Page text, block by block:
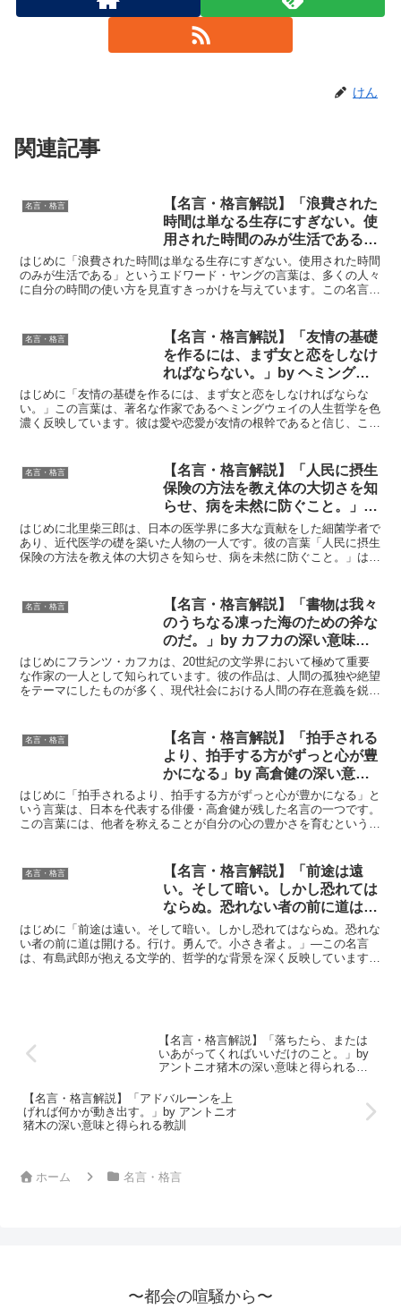
けん
関連記事
名言・格言
【名言・格言解説】「浪費された
時間は単なる生存にすぎない。使
用された時間のみが生活である」
by エドワード・ヤングの深い意
味と得られる教訓
はじめに「浪費された時間は単なる生存にすぎない。使用された時間
のみが生活である」というエドワード・ヤングの言葉は、多くの人々
に自分の時間の使い方を見直すきっかけを与えています。この名言
名言・格言
【名言・格言解説】「友情の基礎
を作るには、まず女と恋をしなけ
ればならない。」by ヘミングウ
ェイの深い意味と得られる教訓
はじめに「友情の基礎を作るには、まず女と恋をしなければならな
い。」この言葉は、著名な作家であるヘミングウェイの人生哲学を色
濃く反映しています。彼は愛や恋愛が友情の根幹であると信じ、この
名言・格言
【名言・格言解説】「人民に摂生
保険の方法を教え体の大切さを知
らせ、病を未然に防ぐこと。」by
北里柴三郎の深い意味と得られる
教訓
はじめに北里柴三郎は、日本の医学界に多大な貢献をした細菌学者で
あり、近代医学の礎を築いた人物の一人です。彼の言葉「人民に摂生
保険の方法を教え体の大切さを知らせ、病を未然に防ぐこと。」は、
名言・格言
【名言・格言解説】「書物は我々
のうちなる凍った海のための斧な
のだ。」by カフカの深い意味と
得られる教訓
はじめにフランツ・カフカは、20世紀の文学界において極めて重要
な作家の一人として知られています。彼の作品は、人間の孤独や絶望
をテーマにしたものが多く、現代社会における人間の存在意義を鋭く
名言・格言
【名言・格言解説】「拍手される
より、拍手する方がずっと心が豊
かになる」by 高倉健の深い意味
と得られる教訓
はじめに「拍手されるより、拍手する方がずっと心が豊かになる」と
いう言葉は、日本を代表する俳優・高倉健が残した名言の一つです。
この言葉には、他者を称えることが自分の心の豊かさを育むという、
名言・格言
【名言・格言解説】「前途は遠
い。そして暗い。しかし恐れては
ならぬ。恐れない者の前に道は開
ける。行け。勇んで。小さき者
よ。」by 有島武郎の深い意味と
得られる教訓
はじめに「前途は遠い。そして暗い。しかし恐れてはならぬ。恐れな
い者の前に道は開ける。行け。勇んで。小さき者よ。」—この名言
は、有島武郎が抱える文学的、哲学的な背景を深く反映しています。
【名言・格言解説】「落ちたら、または
いあがってくればいいだけのこと。」by
アントニオ猪木の深い意味と得られる教
【名言・格言解説】「アドバルーンを上
げれば何かが動き出す。」by アントニオ
猪木の深い意味と得られる教訓
ホーム 名言・格言
〜都会の喧騒から〜